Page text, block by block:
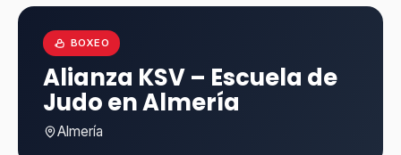
BOXEO
Alianza KSV – Escuela de
Judo en Almería
Almería